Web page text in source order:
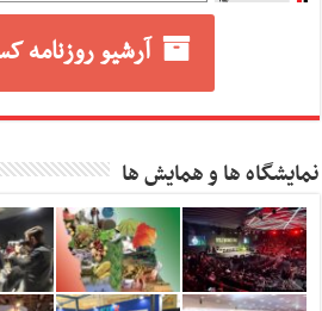
آرشیو روزنامه
نمایشگاه ها و همایش ها